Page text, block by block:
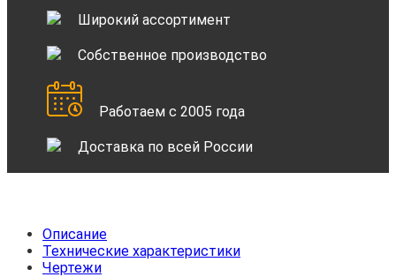
Широкий ассортимент
Собственное производство
Работаем с 2005 года
Доставка по всей России
Описание
Технические характеристики
Чертежи